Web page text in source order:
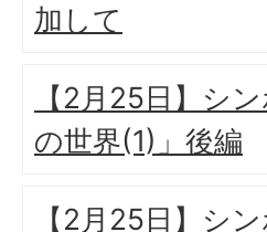
加して
【2月25日】シ
の世界(1)」後編
【2月25日】シ